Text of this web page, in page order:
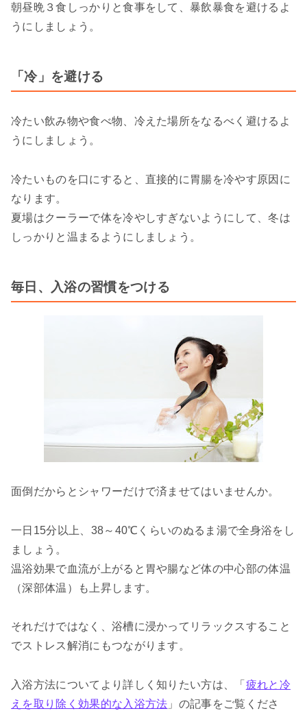
朝昼晩３食しっかりと食事をして、暴飲暴食を避けるよ
うにしましょう。
「冷」を避ける
冷たい飲み物や食べ物、冷えた場所をなるべく避けるよ
うにしましょう。
冷たいものを口にすると、直接的に胃腸を冷やす原因に
なります。
夏場はクーラーで体を冷やしすぎないようにして、冬は
しっかりと温まるようにしましょう。
毎日、入浴の習慣をつける
面倒だからとシャワーだけで済ませてはいませんか。
一日15分以上、38～40℃くらいのぬるま湯で全身浴をし
ましょう。
温浴効果で血流が上がると胃や腸など体の中心部の体温
（深部体温）も上昇します。
それだけではなく、浴槽に浸かってリラックスすること
でストレス解消にもつながります。
入浴方法についてより詳しく知りたい方は、「 疲れと冷
えを取り除く効果的な入浴方法 」の記事をご覧くださ